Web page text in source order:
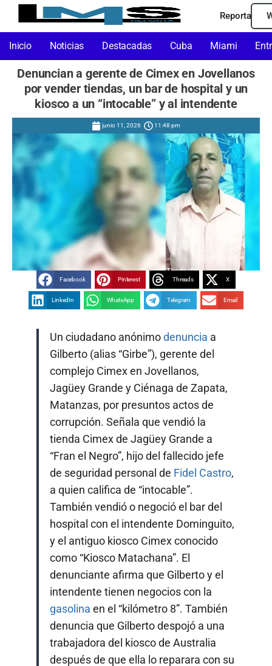
Reporta
Inicio Noticias Destacadas Cuba Miami
Denuncian a gerente de Cimex en Jovellanos
por vender tiendas, un bar de hospital y un
kiosco a un “intocable” y al intendente
junio 11, 2026 11:48 pm
Facebook Pinterest Threads X
LinkedIn WhatsApp Telegram Email
Un ciudadano anónimodenuncia a
Gilberto (alias “Girbe”), gerente del
complejo Cimex en Jovellanos,
Jagüey Grande y Ciénaga de Zapata,
Matanzas, por presuntos actos de
corrupción. Señala que vendió la
tienda Cimex de Jagüey Grande a
“Fran el Negro”, hijo del fallecido jefe
de seguridad personal de Fidel Castro,
a quien califica de “intocable”.
También vendió o negoció el bar del
hospital con el intendente Dominguito,
y el antiguo kiosco Cimex conocido
como “Kiosco Matachana”. El
denunciante afirma que Gilberto y el
intendente tienen negocios con la
gasolina en el “kilómetro 8”. También
denuncia que Gilberto despojó a una
trabajadora del kiosco de Australia
después de que ella lo reparara con su